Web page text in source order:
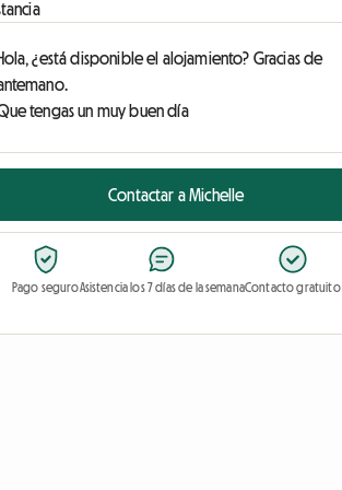
Contactar a Michelle
Pago seguroAsistencia los 7 días de la semanaContacto gratuito